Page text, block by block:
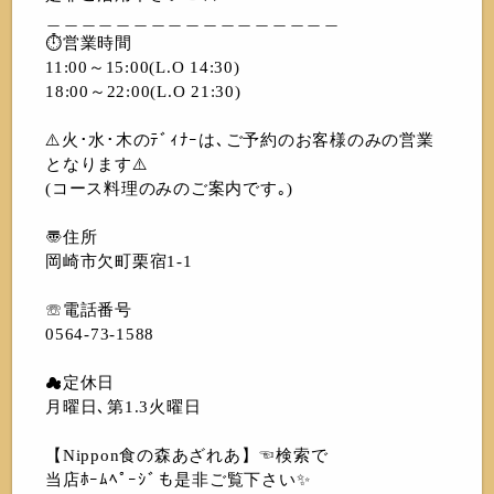
⏱営業時間
11:00～15:00(L.O 14:30)
18:00～22:00(L.O 21:30)
⚠️火･水･木のﾃﾞｨﾅｰは､ご予約のお客様のみの営業
となります⚠️
(コース料理のみのご案内です｡)
〠住所
岡崎市欠町栗宿1-1
☏電話番号
0564-73-1588
☁︎定休日
月曜日､第1.3火曜日
【Nippon食の森あざれあ】☜検索で
当店ﾎｰﾑﾍﾟｰｼﾞも是非ご覧下さい✨